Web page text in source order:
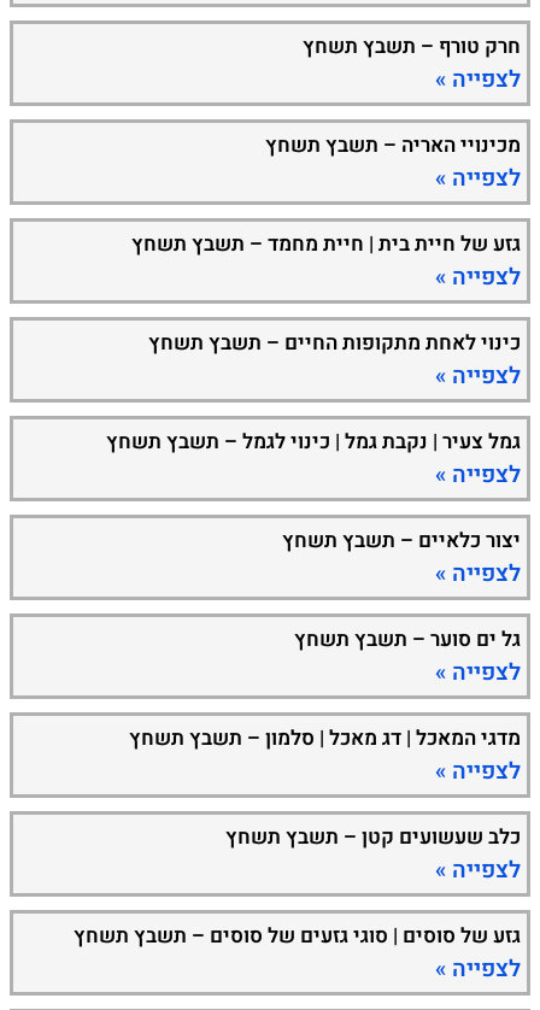
חרק טורף – תשבץ תשחץ
לצפייה »
מכינויי האריה – תשבץ תשחץ
לצפייה »
גזע של חיית בית | חיית מחמד – תשבץ תשחץ
לצפייה »
כינוי לאחת מתקופות החיים – תשבץ תשחץ
לצפייה »
גמל צעיר | נקבת גמל | כינוי לגמל – תשבץ תשחץ
לצפייה »
יצור כלאיים – תשבץ תשחץ
לצפייה »
גל ים סוער – תשבץ תשחץ
לצפייה »
מדגי המאכל | דג מאכל | סלמון – תשבץ תשחץ
לצפייה »
כלב שעשועים קטן – תשבץ תשחץ
לצפייה »
גזע של סוסים | סוגי גזעים של סוסים – תשבץ תשחץ
לצפייה »